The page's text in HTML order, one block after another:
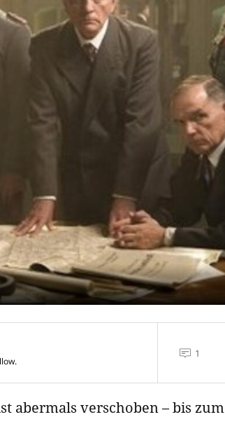
1
abermals verschoben – bis zum